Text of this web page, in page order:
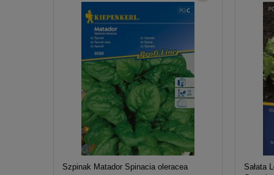
Szpinak Matador Spinacia oleracea
Sałata